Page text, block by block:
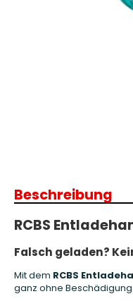
Aufbewahrungsboxen/
Beschreibung
RCBS
Falsch geladen?
Mit dem RCBS
ganz ohne